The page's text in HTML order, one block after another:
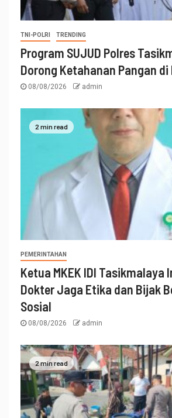
TNI-POLRI TRENDING
Program SUJUD Polres
Dorong Ketahanan Pangan
08/08/2026 admin
2 min read
PEMERINTAHAN
Ketua MKEK IDI Tasikmalaya
Dokter Jaga Etika dan Bijak
Sosial
08/08/2026 admin
2 min read